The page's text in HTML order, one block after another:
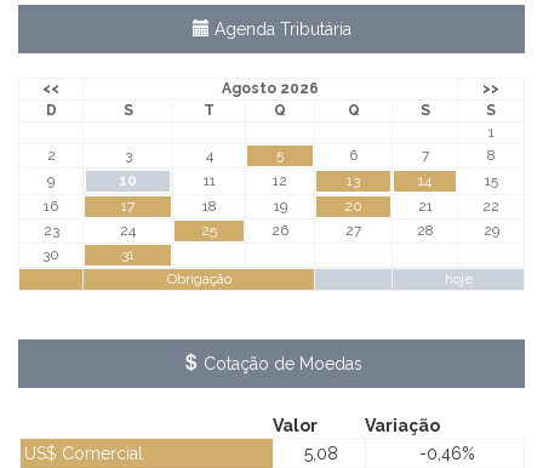
Agenda Tributária
<< Agosto 2026
>>
D
S T Q Q S S
Obrigação hoje
1
2
3 4 5 6 7
8
9
10 11 12 13 14
15
16
17 18 19 20 21
22
23
24 25 26 27 28
29
30
31
Cotação de Moedas
Valor Variação
US$ Comercial 5,08
-0,46%